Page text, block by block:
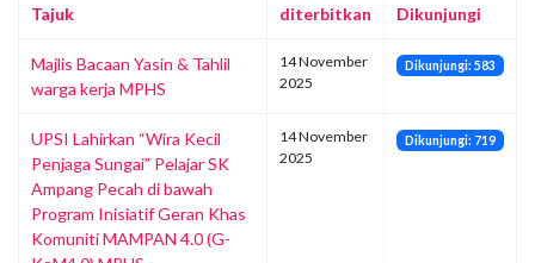
Tajuk
diterbitkan
Dikunjungi
Majlis Bacaan Yasin & Tahlil
warga kerja MPHS
14 November
2025
Dikunjungi: 583
UPSI Lahirkan “Wira Kecil
Penjaga Sungai” Pelajar SK
Ampang Pecah di bawah
Program Inisiatif Geran Khas
Komuniti MAMPAN 4.0 (G-
14 November
2025
Dikunjungi: 719